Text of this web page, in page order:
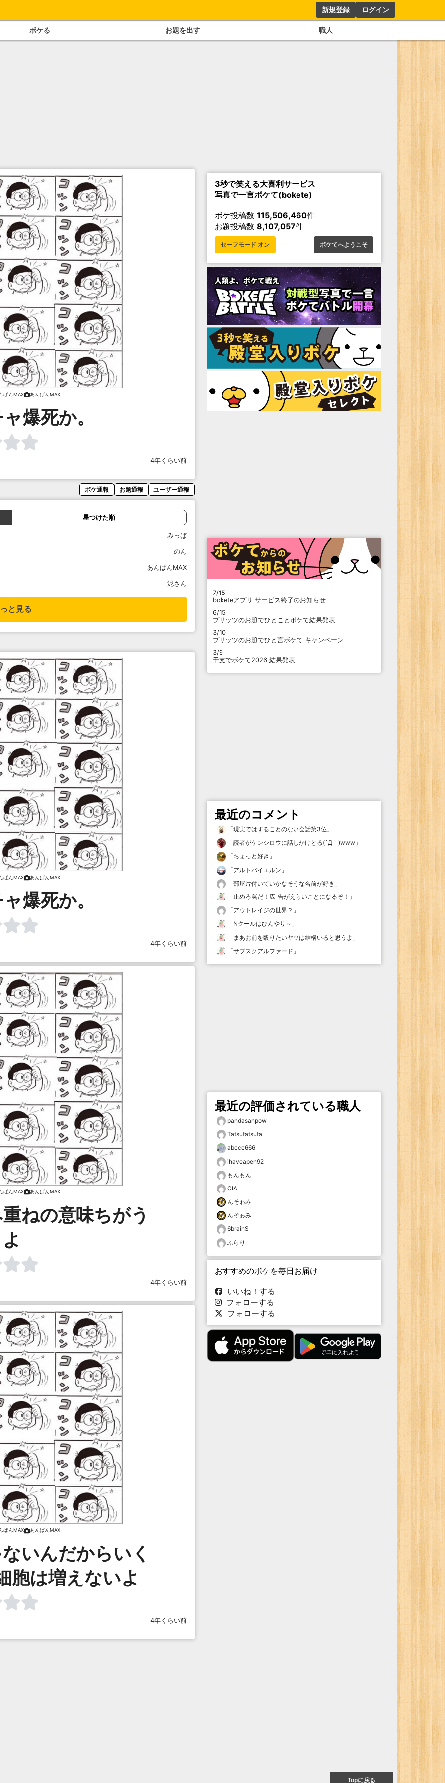
新規登録 ログイン
ボケる お題を出す 職人
ぱんMAX あんぱんMAX
爆死か。
4年くらい前
ボケ通報 お題通報 ユーザー通報
星つけた順
みっぱ
のん
あんぱんMAX
泥さん
と見る
ぱんMAX あんぱんMAX
爆死か。
4年くらい前
ぱんMAX あんぱんMAX
ねの意味ちがう
よ
4年くらい前
ぱんMAX あんぱんMAX
いんだからいく
胞は増えないよ
4年くらい前
3秒で笑える大喜利サービス
写真で一言ボケて(bokete)
ボケ投稿数 115,506,460件
お題投稿数 8,107,057件
セーフモード オン ボケてへようこそ
7/15
boketeアプリ サービス終了のお知らせ
6/15
プリッツのお題でひとことボケて結果発表
3/10
プリッツのお題でひと言ボケて キャンペーン
3/9
干支でボケて2026 結果発表
最近のコメント
「現実ではすることのない会話第3位 」
「読者がケンシロウに話しかけとる(´Д｀)www 」
「ちょっと好き 」
「アルトバイエルン 」
「部屋片付いていかなそうな名前が好き 」
「止めろ罠だ！広_告がえらいことになるぞ！ 」
「アウトレイジの世界？ 」
「Nクールはひんやり～ 」
「 まあお前を殴りたいヤツは結構いると思うよ 」
「サブスクアルファード 」
最近の評価されている職人
pandasanpow
Tatsutatsuta
abccc666
ihaveapen92
もんもん
CIA
んそゎみ
んそゎみ
6brainS
ふらり
おすすめのボケを毎日お届け
いいね！する
フォローする
フォローする
Topに戻る